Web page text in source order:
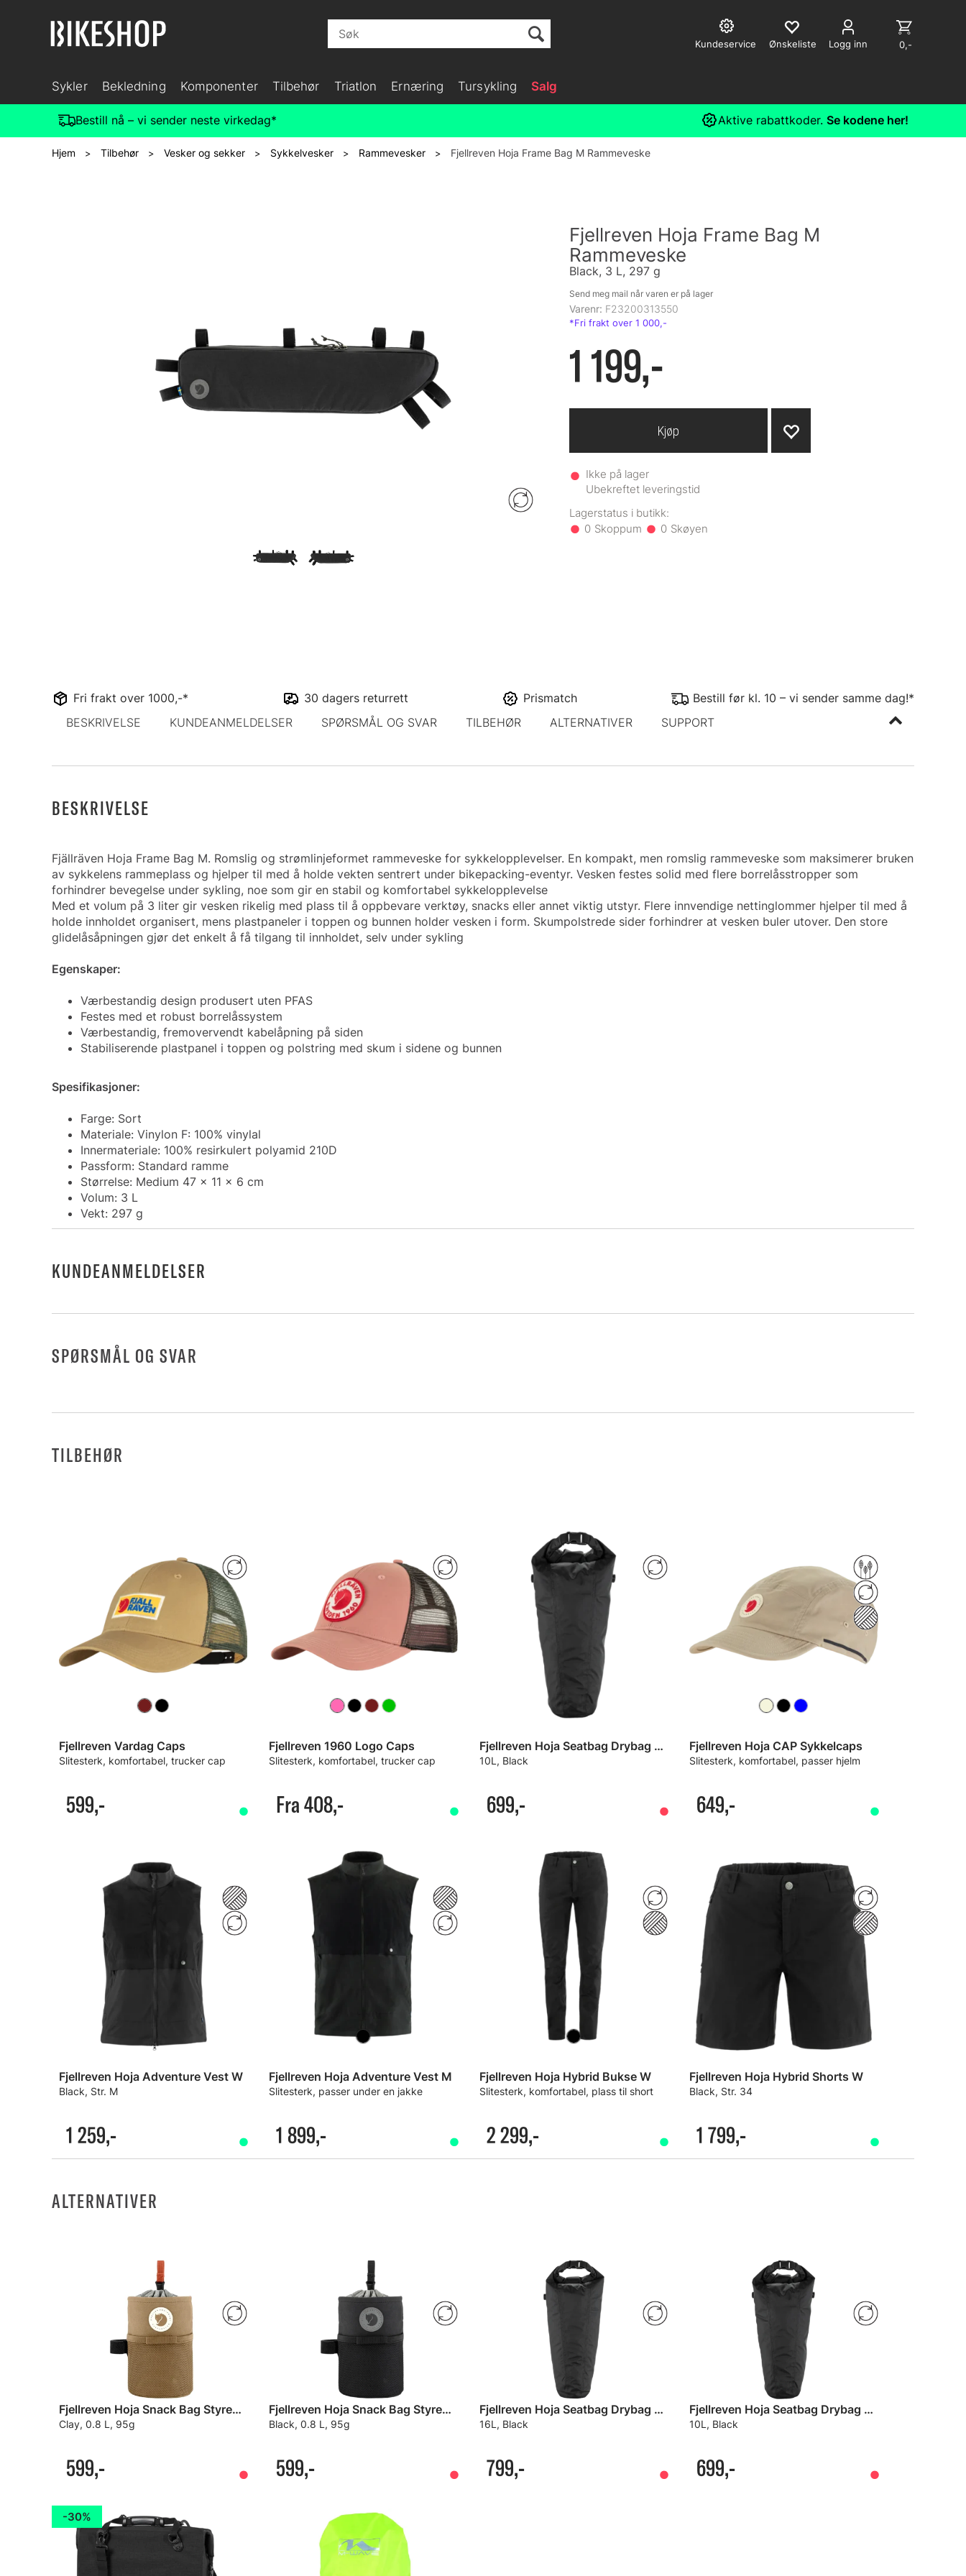
Logg inn
Kundeservice 0,-
Sykler Bekledning Komponenter Tilbehør Triatlon Ernæring Tursykling Salg
Bestill nå – vi sender neste virkedag* Aktive rabattkoder. Se kodene her!
Hjem > Tilbehør > Vesker og sekker > Sykkelvesker > Rammevesker > Fjellreven Hoja Frame Bag M Rammeveske
Fjellreven Hoja Frame Bag M
Rammeveske
Black, 3 L, 297 g
Varenr: F23200313550
1 199,-
Ikke på lager
Ubekreftet leveringstid
0 0
Kjøp
Fri frakt over 1000,-* 30 dagers returrett Prismatch Bestill før kl. 10 – vi sender samme dag!*
Send meg mail når varen er på lager
BESKRIVELSE KUNDEANMELDELSER SPØRSMÅL OG SVAR TILBEHØR ALTERNATIVER SUPPORT
BESKRIVELSE
Fjällräven Hoja Frame Bag M. Romslig og strømlinjeformet rammeveske for sykkelopplevelser. En kompakt, men romslig rammeveske som maksimerer bruken
av sykkelens rammeplass og hjelper til med å holde vekten sentrert under bikepacking-eventyr. Vesken festes solid med flere borrelåsstropper som
forhindrer bevegelse under sykling, noe som gir en stabil og komfortabel sykkelopplevelse
Med et volum på 3 liter gir vesken rikelig med plass til å oppbevare verktøy, snacks eller annet viktig utstyr. Flere innvendige nettinglommer hjelper til med å
holde innholdet organisert, mens plastpaneler i toppen og bunnen holder vesken i form. Skumpolstrede sider forhindrer at vesken buler utover. Den store
glidelåsåpningen gjør det enkelt å få tilgang til innholdet, selv under sykling
Egenskaper:
Værbestandig design produsert uten PFAS
Festes med et robust borrelåssystem
Værbestandig, fremovervendt kabelåpning på siden
Stabiliserende plastpanel i toppen og polstring med skum i sidene og bunnen
Spesifikasjoner:
Farge: Sort
Materiale: Vinylon F: 100% vinylal
Innermateriale: 100% resirkulert polyamid 210D
Passform: Standard ramme
Størrelse: Medium 47 x 11 x 6 cm
Volum: 3 L
Vekt: 297 g
KUNDEANMELDELSER
SPØRSMÅL OG SVAR
TILBEHØR
Fjellreven Vardag Caps
Slitesterk, komfortabel, trucker cap
599,-
Fjellreven 1960 Logo Caps
Slitesterk, komfortabel, trucker cap
Fra 408,-
Fjellreven Hoja Seatbag Drybag Seteveske
10L, Black
699,-
Fjellreven Hoja CAP Sykkelcaps
Slitesterk, komfortabel, passer hjelm
649,-
Fjellreven Hoja Adventure Vest W
Black, Str. M
1 259,-
Fjellreven Hoja Adventure Vest M
Slitesterk, passer under en jakke
1 899,-
Fjellreven Hoja Hybrid Bukse W
Slitesterk, komfortabel, plass til short
2 299,-
Fjellreven Hoja Hybrid Shorts W
Black, Str. 34
1 799,-
ALTERNATIVER
Fjellreven Hoja Snack Bag Styreveske
Clay, 0.8 L, 95g
599,-
Fjellreven Hoja Snack Bag Styreveske
Black, 0.8 L, 95g
599,-
Fjellreven Hoja Seatbag Drybag Seteveske
16L, Black
799,-
Fjellreven Hoja Seatbag Drybag Seteveske
10L, Black
699,-
30%